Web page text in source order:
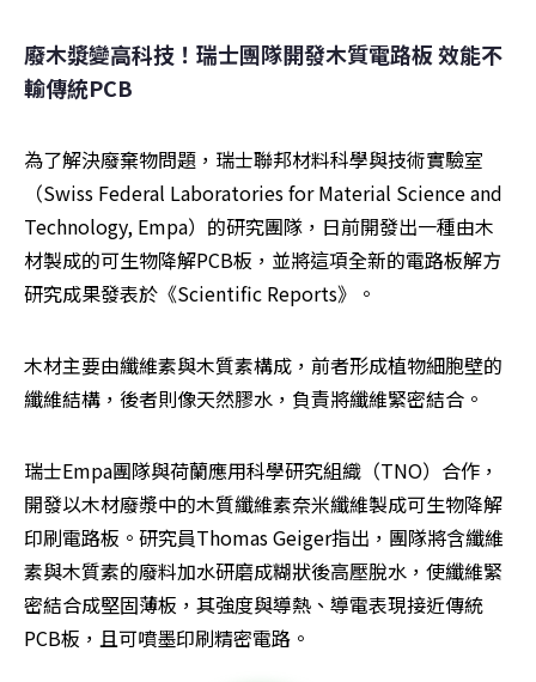
廢木漿變高科技！瑞士團隊開發木質電路板 效能不
輸傳統PCB
為了解決廢棄物問題，瑞士聯邦材料科學與技術實驗室
（Swiss Federal Laboratories for Material Science and
Technology, Empa）的研究團隊，日前開發出一種由木
材製成的可生物降解PCB板，並將這項全新的電路板解方
研究成果發表於《Scientific Reports》。
木材主要由纖維素與木質素構成，前者形成植物細胞壁的
纖維結構，後者則像天然膠水，負責將纖維緊密結合。
瑞士Empa團隊與荷蘭應用科學研究組織（TNO）合作，
開發以木材廢漿中的木質纖維素奈米纖維製成可生物降解
印刷電路板。研究員Thomas Geiger指出，團隊將含纖維
素與木質素的廢料加水研磨成糊狀後高壓脫水，使纖維緊
密結合成堅固薄板，其強度與導熱、導電表現接近傳統
PCB板，且可噴墨印刷精密電路。